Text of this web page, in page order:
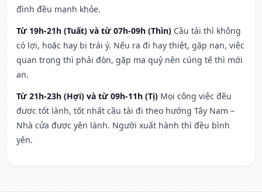
đình đều mạnh khỏe.
Từ 19h-21h (Tuất) và từ 07h-09h (Thìn) Cầu tài thì không
có lợi, hoặc hay bị trái ý. Nếu ra đi hay thiệt, gặp nạn, việc
quan trọng thì phải đòn, gặp ma quỷ nên cúng tế thì mới
an.
Từ 21h-23h (Hợi) và từ 09h-11h (Tị) Mọi công việc đều
được tốt lành, tốt nhất cầu tài đi theo hướng Tây Nam –
Nhà cửa được yên lành. Người xuất hành thì đều bình
yên.